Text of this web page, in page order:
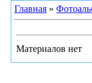
Главная »
Материалов нет